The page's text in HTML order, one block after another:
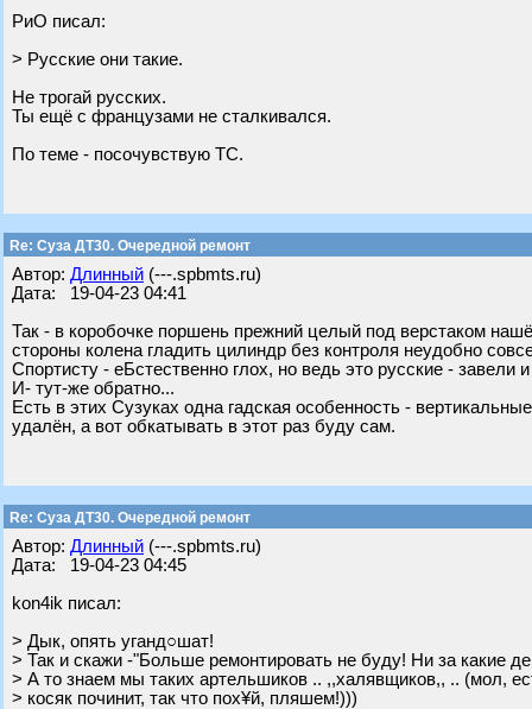
РиО писал:
> Русские они такие.
Не трогай русских.
Ты ещё с французами не сталкивался.
По теме - посочувствую ТС.
Re: Суза ДТ30. Очередной ремонт
Автор: Длинный (---.spbmts.ru)
Дата: 19-04-23 04:41
Так - в коробочке поршень прежний целый под верстаком
стороны колена гладить цилиндр без контроля неудобно
Спортисту - еБстественно глох, но ведь это русские -
И- тут-же обратно...
Есть в этих Сузуках одна гадская особенность -
удалён, а вот обкатывать в этот раз буду сам.
Re: Суза ДТ30. Очередной ремонт
Автор: Длинный (---.spbmts.ru)
Дата: 19-04-23 04:45
kon4ik писал:
> Дык, опять уганд○шат!
> Так и скажи -"Больше ремонтировать не буду! Ни за какие
> А то знаем мы таких артельшиков .. ,,халявщиков,, .. (мол,
> косяк починит, так что пох¥й, пляшем!)))